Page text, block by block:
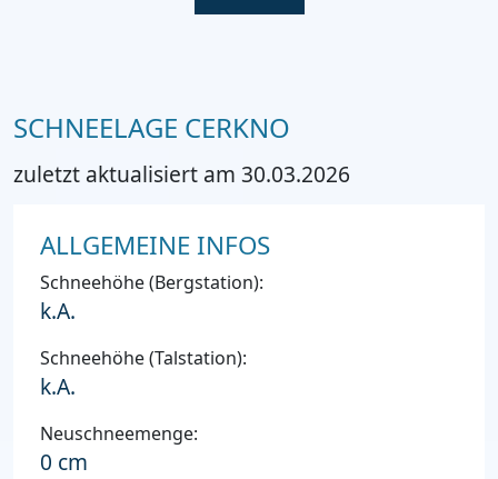
SCHNEELAGE CERKNO
zuletzt aktualisiert am 30.03.2026
ALLGEMEINE INFOS
Schneehöhe (Bergstation):
k.A.
Schneehöhe (Talstation):
k.A.
Neuschneemenge:
0 cm